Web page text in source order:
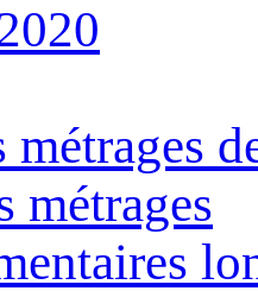
métrages
métrages